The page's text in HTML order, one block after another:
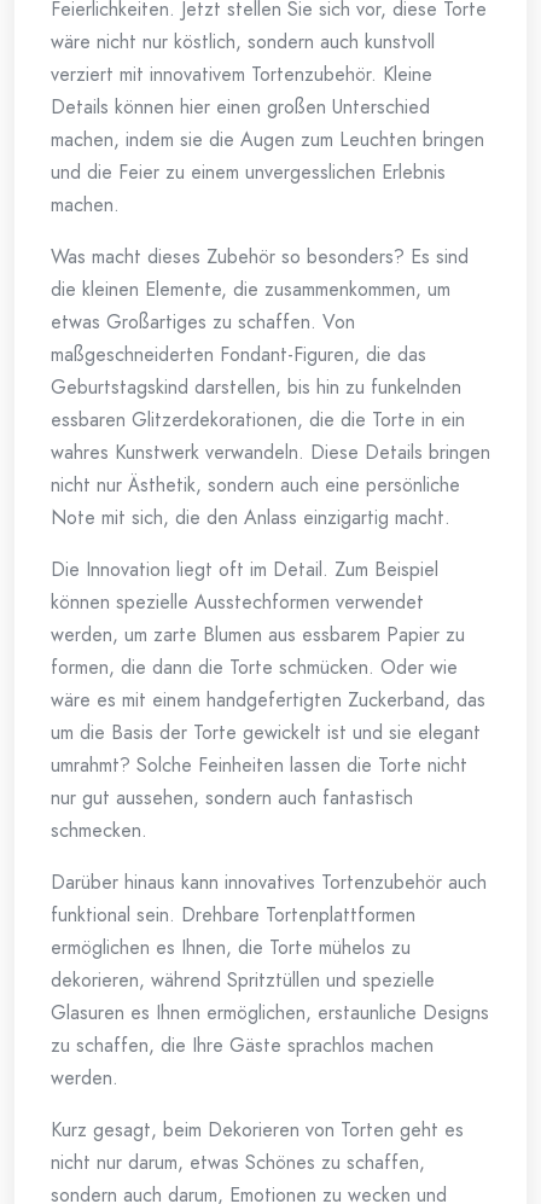
Feierlichkeiten. Jetzt stellen Sie sich vor, diese Torte
wäre nicht nur köstlich, sondern auch kunstvoll
verziert mit innovativem Tortenzubehör. Kleine
Details können hier einen großen Unterschied
machen, indem sie die Augen zum Leuchten bringen
und die Feier zu einem unvergesslichen Erlebnis
machen.
Was macht dieses Zubehör so besonders? Es sind
die kleinen Elemente, die zusammenkommen, um
etwas Großartiges zu schaffen. Von
maßgeschneiderten Fondant-Figuren, die das
Geburtstagskind darstellen, bis hin zu funkelnden
essbaren Glitzerdekorationen, die die Torte in ein
wahres Kunstwerk verwandeln. Diese Details bringen
nicht nur Ästhetik, sondern auch eine persönliche
Note mit sich, die den Anlass einzigartig macht.
Die Innovation liegt oft im Detail. Zum Beispiel
können spezielle Ausstechformen verwendet
werden, um zarte Blumen aus essbarem Papier zu
formen, die dann die Torte schmücken. Oder wie
wäre es mit einem handgefertigten Zuckerband, das
um die Basis der Torte gewickelt ist und sie elegant
umrahmt? Solche Feinheiten lassen die Torte nicht
nur gut aussehen, sondern auch fantastisch
schmecken.
Darüber hinaus kann innovatives Tortenzubehör auch
funktional sein. Drehbare Tortenplattformen
ermöglichen es Ihnen, die Torte mühelos zu
dekorieren, während Spritztüllen und spezielle
Glasuren es Ihnen ermöglichen, erstaunliche Designs
zu schaffen, die Ihre Gäste sprachlos machen
werden.
Kurz gesagt, beim Dekorieren von Torten geht es
nicht nur darum, etwas Schönes zu schaffen,
sondern auch darum, Emotionen zu wecken und